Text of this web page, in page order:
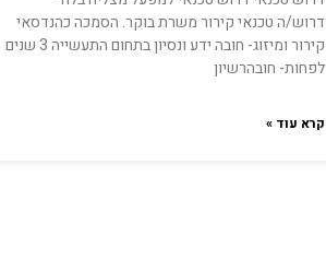
דרוש/ה טכנאי קירור משרת בוקר. הסמכה כהנדסאי
קירור ומיזוג- חובה ידע ונסיון בתחום התעשייה 3 שנים
לפחות- חובהרשיון
קרא עוד »